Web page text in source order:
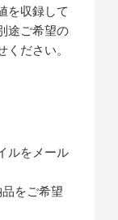
を収録して
途ご希望の
ださい。
ルをメール
をご希望